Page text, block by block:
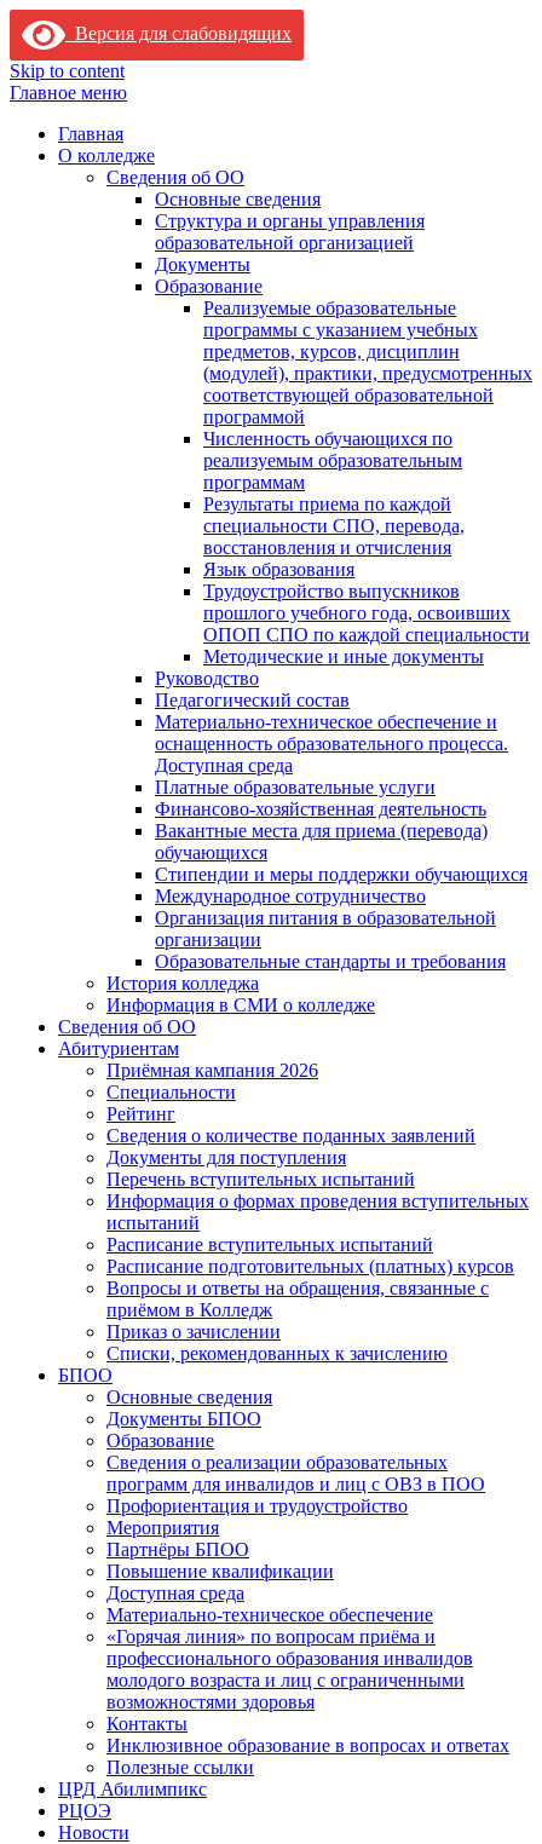
Версия для слабовидящих
Skip to content
Главное меню
Главная
О колледже
Сведения об ОО
Основные сведения
Структура и органы управления
образовательной организацией
Документы
Образование
Реализуемые образовательные
программы с указанием учебных
предметов, курсов, дисциплин
(модулей), практики, предусмотренных
соответствующей образовательной
программой
Численность обучающихся по
реализуемым образовательным
программам
Результаты приема по каждой
специальности СПО, перевода,
восстановления и отчисления
Язык образования
Трудоустройство выпускников
прошлого учебного года, освоивших
ОПОП СПО по каждой специальности
Методические и иные документы
Руководство
Педагогический состав
Материально-техническое обеспечение и
оснащенность образовательного процесса.
Доступная среда
Платные образовательные услуги
Финансово-хозяйственная деятельность
Вакантные места для приема (перевода)
обучающихся
Стипендии и меры поддержки обучающихся
Международное сотрудничество
Организация питания в образовательной
организации
Образовательные стандарты и требования
История колледжа
Информация в СМИ о колледже
Сведения об ОО
Абитуриентам
Приёмная кампания 2026
Специальности
Рейтинг
Сведения о количестве поданных заявлений
Документы для поступления
Перечень вступительных испытаний
Информация о формах проведения вступительных
испытаний
Расписание вступительных испытаний
Расписание подготовительных (платных) курсов
Вопросы и ответы на обращения, связанные с
приёмом в Колледж
Приказ о зачислении
Списки, рекомендованных к зачислению
БПОО
Основные сведения
Документы БПОО
Образование
Сведения о реализации образовательных
программ для инвалидов и лиц с ОВЗ в ПОО
Профориентация и трудоустройство
Мероприятия
Партнёры БПОО
Повышение квалификации
Доступная среда
Материально-техническое обеспечение
«Горячая линия» по вопросам приёма и
профессионального образования инвалидов
молодого возраста и лиц с ограниченными
возможностями здоровья
Контакты
Инклюзивное образование в вопросах и ответах
Полезные ссылки
ЦРД Абилимпикс
РЦОЭ
Новости